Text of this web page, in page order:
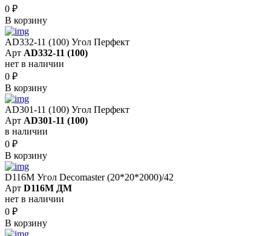
0 ₽
В корзину
AD332-11 (100) Угол Перфект
Арт AD332-11 (100)
нет в наличии
0 ₽
В корзину
AD301-11 (100) Угол Перфект
Арт AD301-11 (100)
в наличии
0 ₽
В корзину
D116M Угол Decomaster (20*20*2000)/42
Арт D116M ДМ
нет в наличии
0 ₽
В корзину